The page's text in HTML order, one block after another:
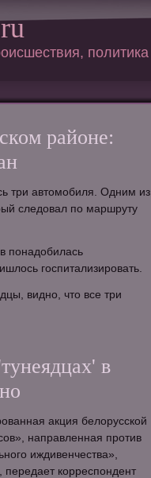
политика
районе:
три автомобиля. Одним из
следовал по маршруту
понадобилась
госпитализировать.
видно, что все три
в
акция белорусской
направленная против
иждивенчества»,
корреспондент